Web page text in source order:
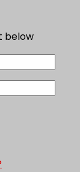
below